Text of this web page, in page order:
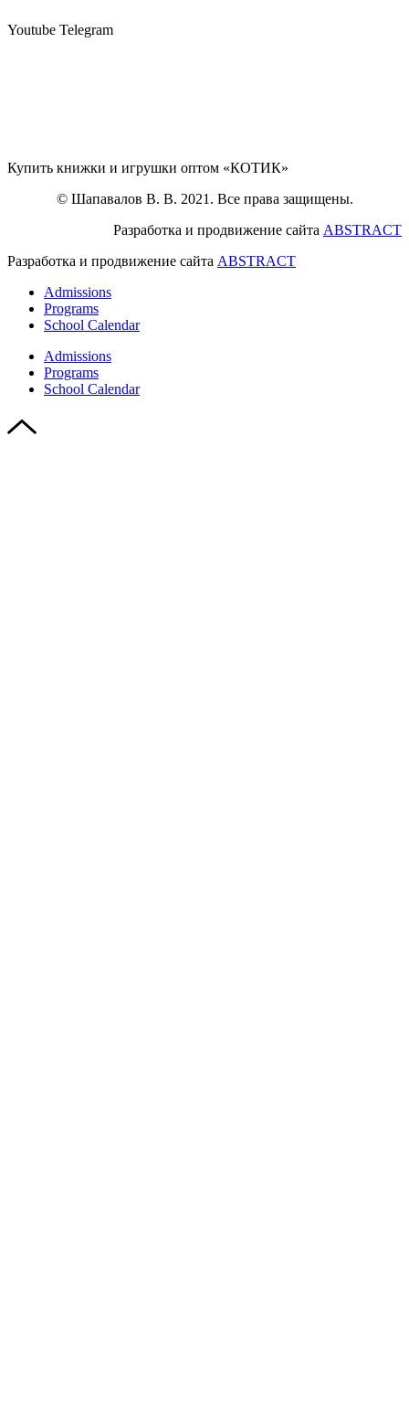
Youtube Telegram
Купить книжки и игрушки оптом «КОТИК»
© Шапавалов В. В. 2021. Все права защищены.
Разработка и продвижение сайта ABSTRACT
Разработка и продвижение сайта ABSTRACT
Admissions
Programs
School Calendar
Admissions
Programs
School Calendar